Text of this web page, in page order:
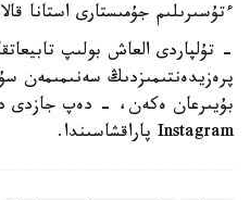
ءتۇسىرىلىم جۇمىستارى استانا
- تۇلپاردى العاش بولىپ
پرەزيدەنتىمىزدىڭ سەنىمىمەن
بۇيىرعان ەكەن، - دەپ جازدى
Instagram پاراقشاسىندا.